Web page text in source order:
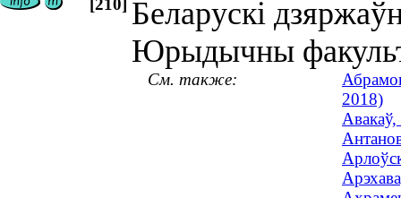
[210] Беларускі
Юрыдычны
См. также:
2018)